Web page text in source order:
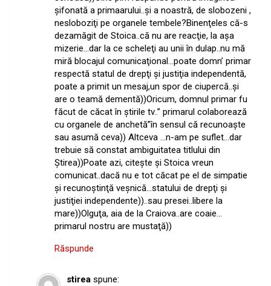
şifonată a primaarului..şi a noastră, de slobozeni ,
nesloboziţi pe organele tembele?Binenţeles că-s
dezamăgit de Stoica..că nu are reacţie, la aşa
mizerie…dar la ce scheleţi au unii în dulap..nu mă
miră blocajul comunicaţional…poate domn’ primar
respectă statul de drepţi şi justiţia independentă,
poate a primit un mesaj,un spor de ciupercă..şi
are o teamă dementă))Oricum, domnul primar fu
făcut de căcat în ştirile tv..” primarul colaborează
cu organele de anchetă”în sensul că recunoaşte
sau asumă ceva)) Altceva …n-am pe suflet…dar
trebuie să constat ambiguitatea titlului din
Ştirea))Poate azi, citeşte şi Stoica vreun
comunicat..dacă nu e tot căcat pe el de simpatie
şi recunoştinţă veşnică…statului de drepţi şi
justiţiei independente))..sau presei..libere la
mare))Olguţa, aia de la Craiova..are coaie…
primarul nostru are mustaţă))
Răspunde
stirea spune: